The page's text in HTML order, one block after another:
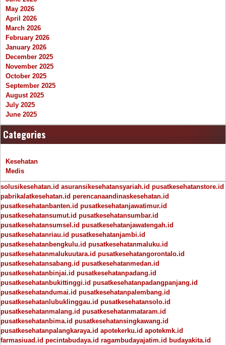
May 2026
April 2026
March 2026
February 2026
January 2026
December 2025
November 2025
October 2025
September 2025
August 2025
July 2025
June 2025
Categories
Kesehatan
Medis
solusikesehatan.id asuransikesehatansyariah.id pusatkesehatanstore.id
pabrikalatkesehatan.id perencanaandinaskesehatan.id
pusatkesehatanbanten.id pusatkesehatanjawatimur.id
pusatkesehatansumut.id pusatkesehatansumbar.id
pusatkesehatansumsel.id pusatkesehatanjawatengah.id
pusatkesehatanriau.id pusatkesehatanjambi.id
pusatkesehatanbengkulu.id pusatkesehatanmaluku.id
pusatkesehatanmalukuutara.id pusatkesehatangorontalo.id
pusatkesehatansabang.id pusatkesehatanmedan.id
pusatkesehatanbinjai.id pusatkesehatanpadang.id
pusatkesehatanbukittinggi.id pusatkesehatanpadangpanjang.id
pusatkesehatandumai.id pusatkesehatanpalembang.id
pusatkesehatanlubuklinggau.id pusatkesehatansolo.id
pusatkesehatanmalang.id pusatkesehatanmataram.id
pusatkesehatanbima.id pusatkesehatansingkawang.id
pusatkesehatanpalangkaraya.id apotekerku.id apotekmk.id
farmasiuad.id pecintabudaya.id ragambudayajatim.id budayakita.id